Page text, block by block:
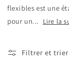
flexibles est une
pour un...
Lire la
Filtrer et trier